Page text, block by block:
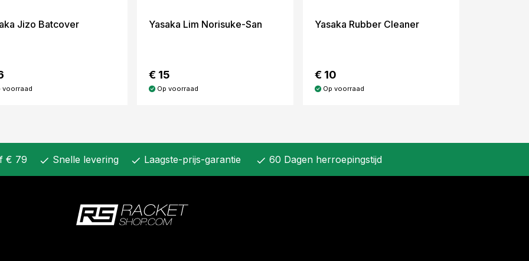
Jizo Batcover
voorraad
Yasaka Lim Norisuke-San
€ 15
Op voorraad
Yasaka Rubber Cleaner
€ 10
Op voorraad
€ 79 check Snelle levering check Laagste-prijs-garantie check 60 Dagen herroepingstijd